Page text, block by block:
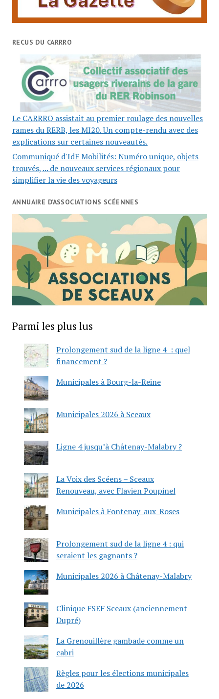
RECUS DU CARRRO
Le CARRRO assistait au premier roulage des nouvelles
rames du RERB, les MI20. Un compte-rendu avec des
explications sur certaines nouveautés.
Communiqué d'IdF Mobilités: Numéro unique, objets
trouvés, ... de nouveaux services régionaux pour
simplifier la vie des voyageurs
ANNUAIRE D’ASSOCIATIONS SCÉENNES
Parmi les plus lus
Prolongement sud de la ligne 4 : quel
financement ?
Municipales à Bourg-la-Reine
Municipales 2026 à Sceaux
Ligne 4 jusqu’à Châtenay-Malabry ?
La Voix des Scéens – Sceaux
Renouveau, avec Flavien Poupinel
Municipales à Fontenay-aux-Roses
Prolongement sud de la ligne 4 : qui
seraient les gagnants ?
Municipales 2026 à Châtenay-Malabry
Clinique FSEF Sceaux (anciennement
Dupré)
La Grenouillère gambade comme un
cabri
Règles pour les élections municipales
de 2026